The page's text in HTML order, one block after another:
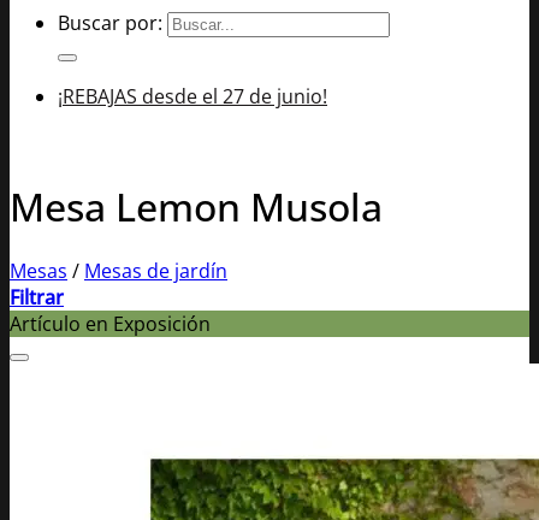
Buscar por:
¡REBAJAS desde el 27 de junio!
Mesa Lemon Musola
Mesas / Mesas de jardín
Filtrar
Artículo en Exposición